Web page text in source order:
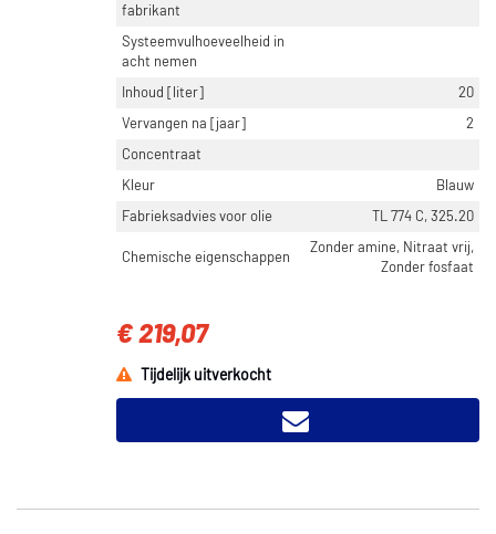
fabrikant
Systeemvulhoeveelheid in
acht nemen
Inhoud [liter]
20
Vervangen na [jaar]
2
Concentraat
Kleur
Blauw
Fabrieksadvies voor olie
TL 774 C, 325.20
Chemische eigenschappen
Zonder amine, Nitraat vrij,
Zonder fosfaat
€ 219,07
Tijdelijk uitverkocht